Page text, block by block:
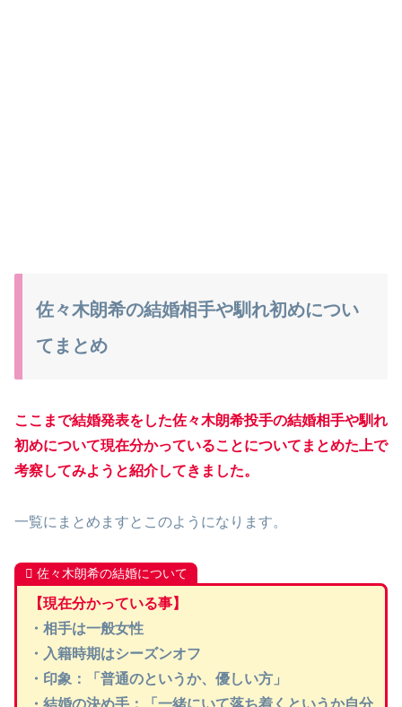
佐々木朗希の結婚相手や馴れ初めについ
てまとめ
ここまで結婚発表をした佐々木朗希投手の結婚相手や馴れ
初めについて現在分かっていることについてまとめた上で
考察してみようと紹介してきました。
一覧にまとめますとこのようになります。
佐々木朗希の結婚について
【現在分かっている事】
・相手は一般女性
・入籍時期はシーズンオフ
・印象：「普通のというか、優しい方」